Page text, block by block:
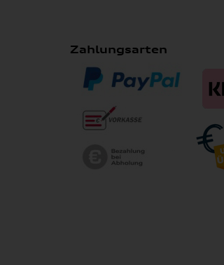
Zahlungsarten